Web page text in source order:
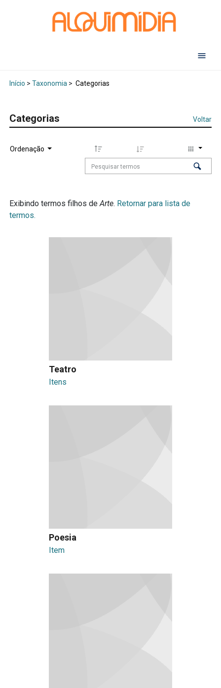
Início > Taxonomia> Categorias
Categorias Voltar
Ordenação
Exibindo termos filhos deArte. Retornar para lista de
termos.
Teatro
Itens
Poesia
Item